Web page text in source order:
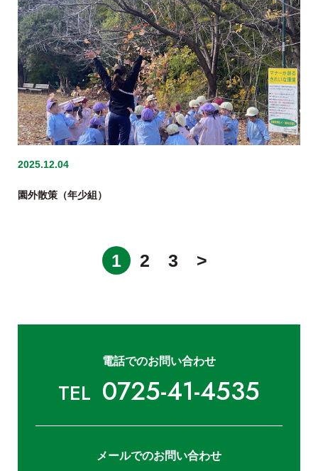
2025.12.04
園外散策（年少組）
1 2 3 >
電話でのお問い合わせ
TEL 0725-41-4535
メールでのお問い合わせ